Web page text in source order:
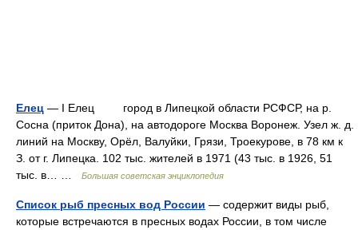
Елец — I Елец город в Липецкой области РСФСР, на р.
Сосна (приток Дона), на автодороге Москва Воронеж. Узел ж. д.
линий на Москву, Орёл, Валуйки, Грязи, Троекурове, в 78 км к
З. от г. Липецка. 102 тыс. жителей в 1971 (43 тыс. в 1926, 51
тыс. в… …
Большая советская энциклопедия
Список рыб пресных вод России — содержит виды рыб,
которые встречаются в пресных водах России, в том числе